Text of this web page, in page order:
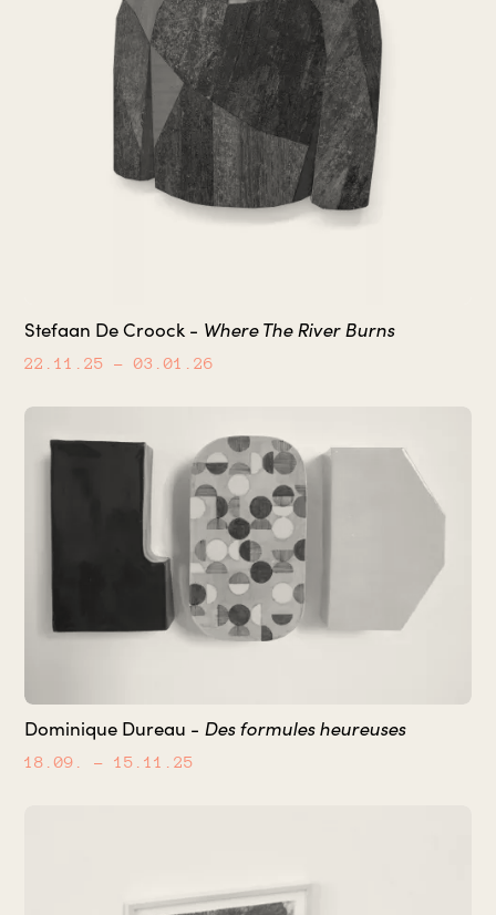
Stefaan De Croock - Where The River Burns
22.11.25 – 03.01.26
Dominique Dureau - Des formules heureuses
18.09. – 15.11.25